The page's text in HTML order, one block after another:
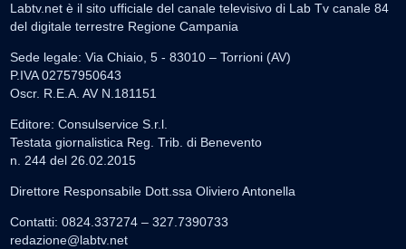
Labtv.net è il sito ufficiale del canale televisivo di Lab Tv canale 84
del digitale terrestre Regione Campania
Sede legale: Via Chiaio, 5 - 83010 – Torrioni (AV)
P.IVA 02757950643
Oscr. R.E.A. AV N.181151
Editore: Consulservice S.r.l.
Testata giornalistica Reg. Trib. di Benevento
n. 244 del 26.02.2015
Direttore Responsabile Dott.ssa Oliviero Antonella
Contatti: 0824.337274 – 327.7390733
redazione@labtv.net